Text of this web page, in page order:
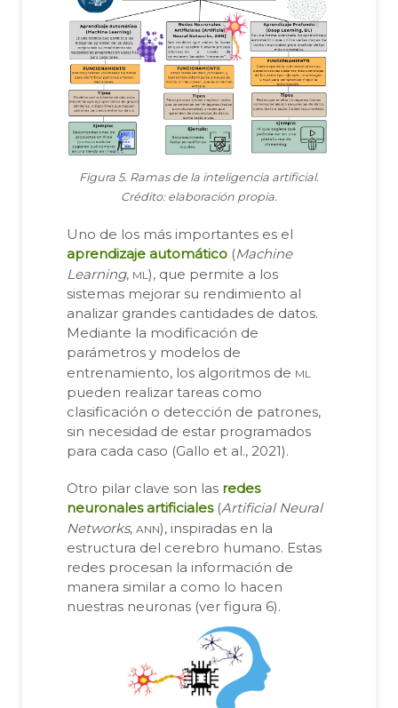
Figura 5. Ramas de la inteligencia artificial.
Crédito: elaboración propia.
Uno de los más importantes es el
aprendizaje automático (Machine
Learning, ml ), que permite a los
sistemas mejorar su rendimiento al
analizar grandes cantidades de datos.
Mediante la modificación de
parámetros y modelos de
entrenamiento, los algoritmos de ml
pueden realizar tareas como
clasificación o detección de patrones,
sin necesidad de estar programados
para cada caso (Gallo et al., 2021).
Otro pilar clave son las redes
neuronales artificiales(Artificial Neural
Networks, ann), inspiradas en la
estructura del cerebro humano. Estas
redes procesan la información de
manera similar a como lo hacen
nuestras neuronas (ver figura 6).